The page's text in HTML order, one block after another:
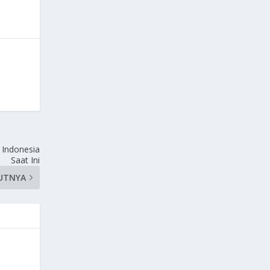
Saat Ini